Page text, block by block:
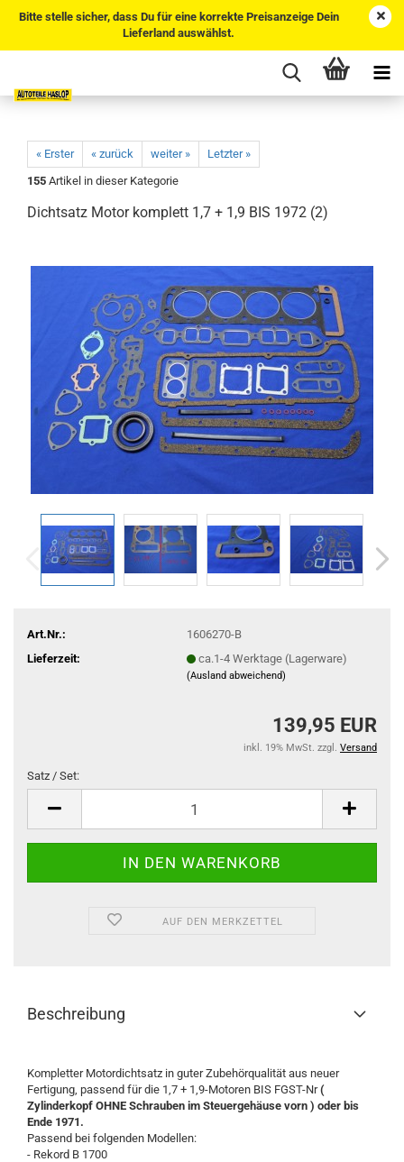
Bitte stelle sicher, dass Du für eine korrekte Preisanzeige Dein
Lieferland auswählst.
« Erster « zurück weiter »
Letzter »
155 Artikel in dieser Kategorie
Dichtsatz Motor komplett 1,7 + 1,9 BIS 1972 (2)
Art.Nr.:
1606270-B
Lieferzeit:
ca.1-4 Werktage (Lagerware)
(Ausland abweichend)
139,95 EUR
inkl. 19% MwSt. zzgl. Versand
Satz / Set:
Set
AUF DEN MERKZETTEL
Beschreibung
Kompletter Motordichtsatz in guter Zubehörqualität aus neuer
Fertigung, passend für die 1,7 + 1,9-Motoren BIS FGST-Nr(
Zylinderkopf OHNE Schrauben im Steuergehäuse vorn ) oder bis
Ende 1971.
Passend bei folgenden Modellen:
- Rekord B 1700